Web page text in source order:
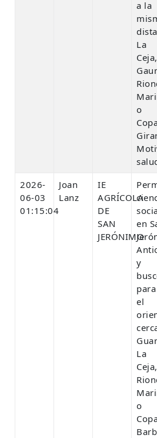
a la
La
Ceja,
o
2026-
06-03
01:15:04
Joan
Lanz
IE
AGRÍCOLA
DE
SAN
JERÓNIMO
en
y
para
el
La
Ceja,
o